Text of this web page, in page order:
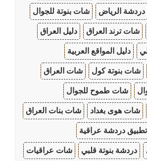
دردشة الرياض شات بنوتة للجوال
شات ترند العراق دليل العراق
دليل المواقع العربية
شات بنوتة كول شات العراق
شات طموح للجوال
شات هوى بغداد شات بنات العراق
تطبيق دردشة عراقية
دردشة بنوتة قلبي شات عراقيات